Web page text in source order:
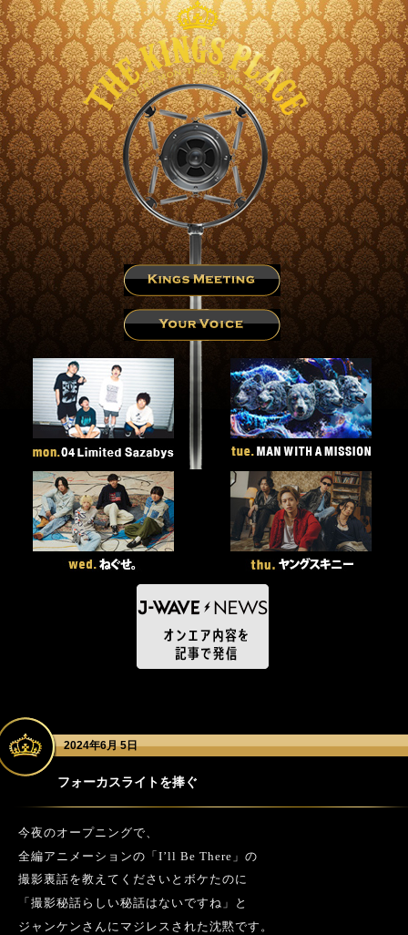
2024年6月 5日
フォーカスライトを捧ぐ
今夜のオープニングで、
全編アニメーションの「I’ll Be There 」の
撮影裏話を教えてくださいと ボケたのに
「撮影秘話らしい秘話はないですね」と
ジャンケンさんに マジレスされた沈黙です。